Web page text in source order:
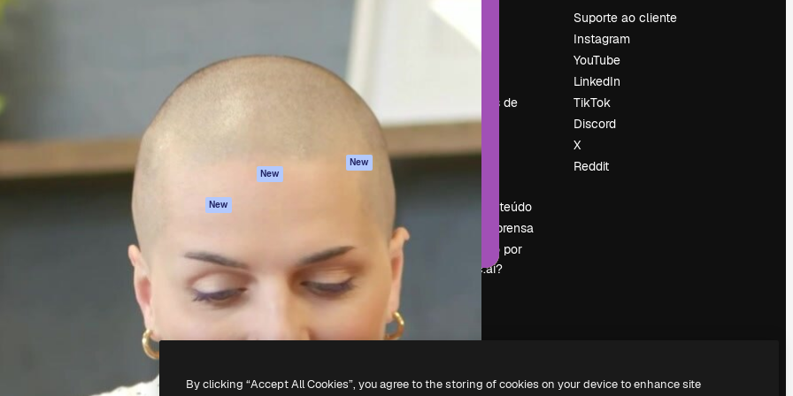
para você direcionar
Mais de 1 milhão de
criativos, empresas,
Gerador de
imagens
Gerador de vídeos
New
New
App móvel
Todas as
ferramentas
Atendimento
Termos e
condições
Originais
New
Política de cookies
Afiliados
Empresas
Preços
Sobre nós
Tendências de
pesquisa
Vender conteúdo
Sala de imprensa
Procurando por
magnific.ai?
Suporte ao cliente
Instagram
YouTube
LinkedIn
TikTok
Discord
X
Reddit
Freepik Company S.L.U.Todos os direitos reservados.
By clicking “Accept All Cookies”, you agree to the storing of cookies on your device to enhance site